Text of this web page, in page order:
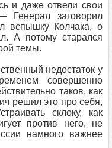
и даже отвели свои
Генерал заговорил
вспышку Колчака, о
А потому старался
темы.
недостаток у
совершенно
таков, как
решил это про себя,
склоку, как
против него, не
намного важнее